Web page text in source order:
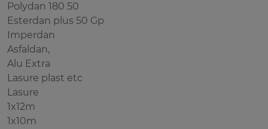
Polydan 180 50
Esterdan plus 50 Gp
Imperdan
Asfaldan,
Alu Extra
Lasure plast etc
Lasure
1x12m
1x10m